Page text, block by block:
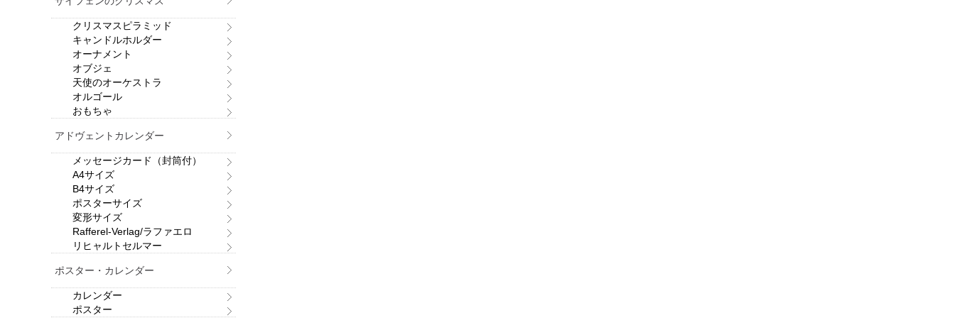
クリスマスピラミッド
キャンドルホルダー
オーナメント
オブジェ
天使のオーケストラ
オルゴール
おもちゃ
アドヴェントカレンダー
メッセージカード（封筒付）
A4サイズ
B4サイズ
ポスターサイズ
変形サイズ
Rafferel-Verlag/ラファエロ
リヒャルトセルマー
ポスター・カレンダー
カレンダー
ポスター